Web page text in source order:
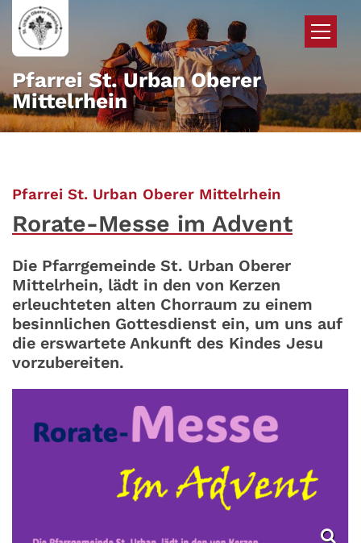
Zum Inhalt springen
Pfarrei St. Urban Oberer
Mittelrhein
Pfarrei St. Urban Oberer Mittelrhein
Rorate-Messe im Advent
Die Pfarrgemeinde St. Urban Oberer
Mittelrhein, lädt in den von Kerzen
erleuchteten alten Chorraum zu einem
besinnlichen Gottesdienst ein, um uns auf
die erswartete Ankunft des Kindes Jesu
vorzubereiten.